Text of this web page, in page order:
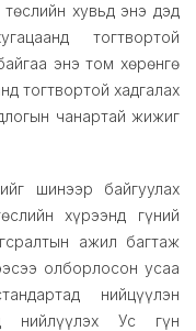
хувьд энэ дэд
тогтвортой
энэ том хөрөнгө
тогтвортой хадгалах
чанартай жижиг
шинээр байгуулах
хүрээнд гүний
ажил багтаж
олборлосон усаа
нийцүүлэн
нийлүүлэх Ус гүн